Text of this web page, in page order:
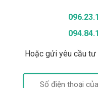
Hoặc gửi yêu cầu tư